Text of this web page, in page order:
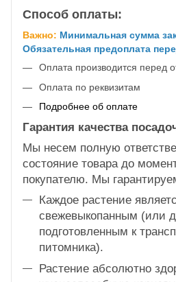
Способ оплаты:
Важно: Минимальная сумма
Обязательная предоплата
Оплата производится перед
Оплата по реквизитам
Подробнее об оплате
Гарантия качества
Мы несем полную
состояние товара до
покупателю. Мы
Каждое растение
свежевыкопанным (или
подготовленным к
питомника).
Растение абсолютно